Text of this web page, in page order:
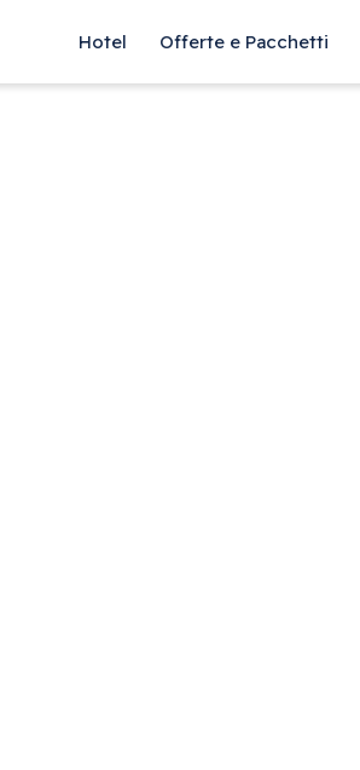
Hotel Offerte e Pacchetti